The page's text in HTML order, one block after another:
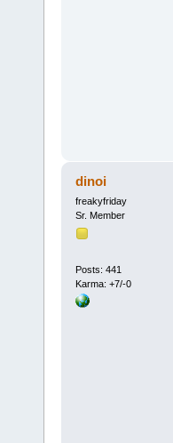
dinoi
freakyfriday
Sr. Member
Posts: 441
Karma: +7/-0